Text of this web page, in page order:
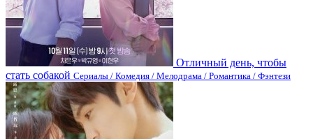
Отличный день, чтобы
стать собакой Сериалы / Комедия / Мелодрама / Романтика / Фэнтези